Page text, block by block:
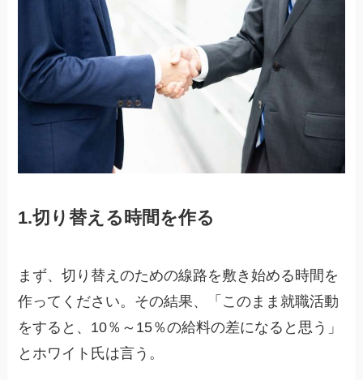
1.切り替える時間を作る
まず、切り替えのための線路を敷き始める時間を
作ってください。その結果、「このまま就職活動
をすると、10％～15％の給料の差になると思う」
とホワイト氏は言う。